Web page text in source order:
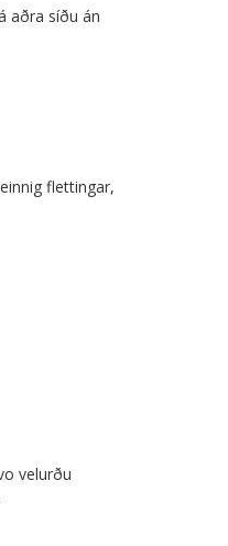
aðra síðu án
flettingar,
velurðu